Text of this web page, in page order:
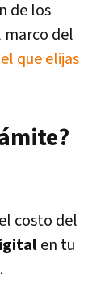
de los
marco del
que elijas
costo del
en tu